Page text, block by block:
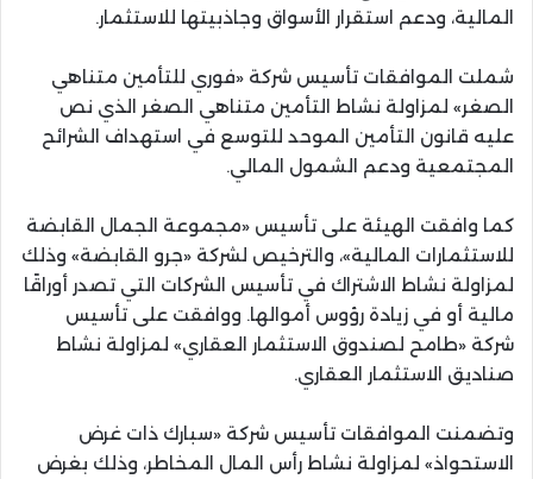
المالية، ودعم استقرار الأسواق وجاذبيتها للاستثمار.
شملت الموافقات تأسيس شركة «فوري للتأمين متناهي
الصغر» لمزاولة نشاط التأمين متناهي الصغر الذي نص
عليه قانون التأمين الموحد للتوسع في استهداف الشرائح
المجتمعية ودعم الشمول المالي.
كما وافقت الهيئة على تأسيس «مجموعة الجمال القابضة
للاستثمارات المالية»، والترخيص لشركة «جرو القابضة» وذلك
لمزاولة نشاط الاشتراك في تأسيس الشركات التي تصدر أوراقًا
مالية أو في زيادة رؤوس أموالها. ووافقت على تأسيس
شركة «طامح لصندوق الاستثمار العقاري» لمزاولة نشاط
صناديق الاستثمار العقاري.
وتضمنت الموافقات تأسيس شركة «سبارك ذات غرض
الاستحواذ» لمزاولة نشاط رأس المال المخاطر، وذلك بغرض